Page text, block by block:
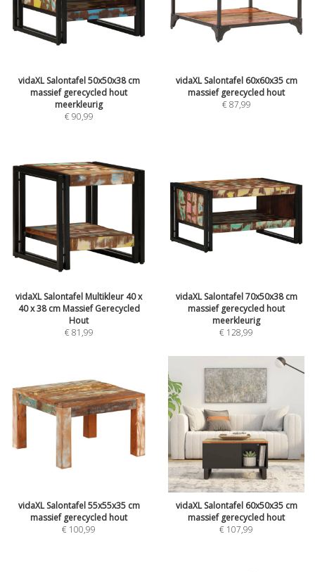
vidaXL Salontafel 50x50x38 cm
massief gerecycled hout
meerkleurig
€90,99
vidaXL Salontafel 60x60x35 cm
massief gerecycled hout
€87,99
vidaXL Salontafel Multikleur 40 x
40 x 38 cm Massief Gerecycled
Hout
€81,99
vidaXL Salontafel 70x50x38 cm
massief gerecycled hout
meerkleurig
€ 128,99
vidaXL Salontafel 55x55x35 cm
massief gerecycled hout
€ 100,99
vidaXL Salontafel 60x50x35 cm
massief gerecycled hout
€ 107,99